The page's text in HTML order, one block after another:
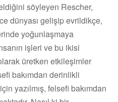
söyleyen Rescher,
dünyası gelişip evrildikçe,
yoğunlaşmaya
işleri ve bu ikisi
üretken etkileşimler
bakımdan derinlikli
yazılmış, felsefi bakımdan